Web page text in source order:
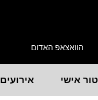
הוואצאפ האדום
טור אישי אירועים